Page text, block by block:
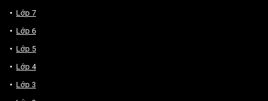
Lớp 7
Lớp 6
Lớp 5
Lớp 4
Lớp 3